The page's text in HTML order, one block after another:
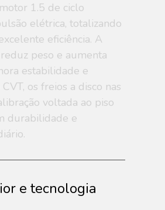
1.5 de ciclo
elétrica, totalizando
eficiência. A
peso e aumenta
estabilidade e
os freios a disco nas
voltada ao piso
durabilidade e
e tecnologia